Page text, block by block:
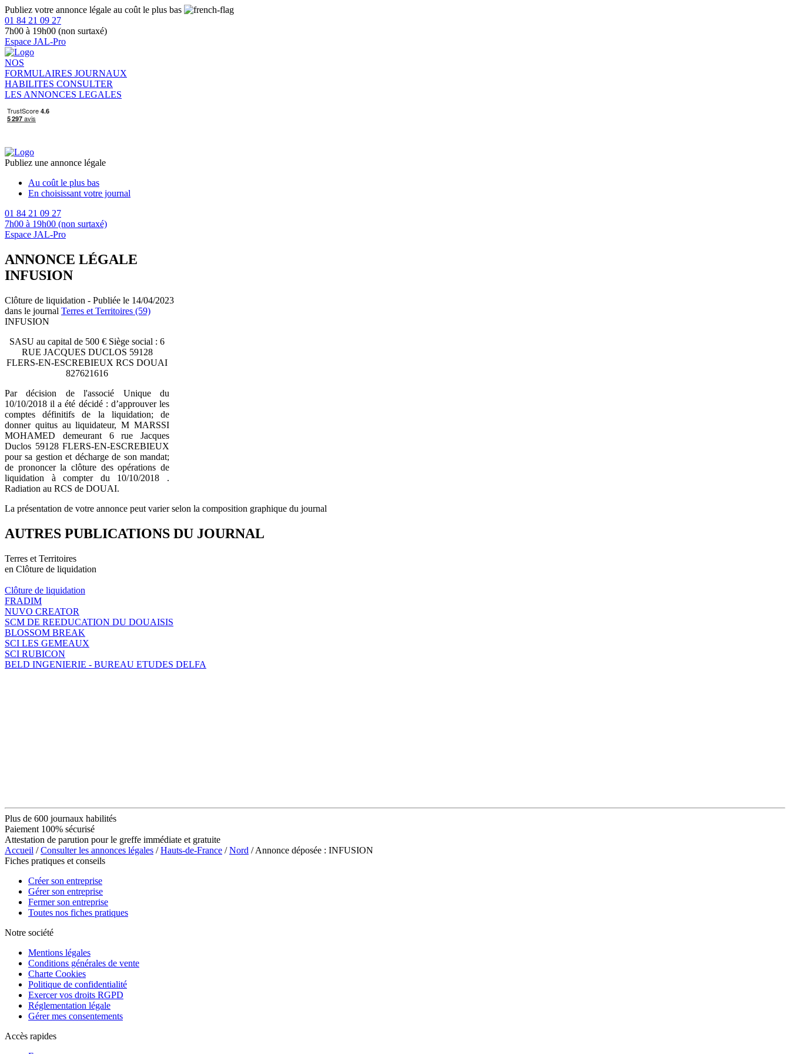
Publiez votre annonce légale au coût le plus bas
01 84 21 09 27
7h00 à 19h00 (non surtaxé)
Espace JAL-Pro
NOS
FORMULAIRES JOURNAUX
HABILITES CONSULTER
LES ANNONCES LEGALES
Publiez une annonce légale
Au coût le plus bas
En choisissant votre journal
01 84 21 09 27
7h00 à 19h00 (non surtaxé)
Espace JAL-Pro
ANNONCE LÉGALE
INFUSION
Clôture de liquidation - Publiée le 14/04/2023
dans le journal Terres et Territoires (59)
INFUSION
SASU au capital de 500 € Siège social : 6
RUE JACQUES DUCLOS 59128
FLERS-EN-ESCREBIEUX RCS DOUAI
827621616
Par décision de l'associé Unique du
10/10/2018 il a été décidé : d’approuver les
comptes définitifs de la liquidation; de
donner quitus au liquidateur, M MARSSI
MOHAMED demeurant 6 rue Jacques
Duclos 59128 FLERS-EN-ESCREBIEUX
pour sa gestion et décharge de son mandat;
de prononcer la clôture des opérations de
liquidation à compter du 10/10/2018 .
Radiation au RCS de DOUAI.
La présentation de votre annonce peut varier selon la composition graphique du journal
AUTRES PUBLICATIONS DU JOURNAL
Terres et Territoires
en Clôture de liquidation
Clôture de liquidation
FRADIM
NUVO CREATOR
SCM DE REEDUCATION DU DOUAISIS
BLOSSOM BREAK
SCI LES GEMEAUX
SCI RUBICON
BELD INGENIERIE - BUREAU ETUDES DELFA
Plus de 600 journaux habilités
Paiement 100% sécurisé
Attestation de parution pour le greffe immédiate et gratuite
Accueil /Consulter les annonces légales /Hauts-de-France /Nord / Annonce déposée : INFUSION
Fiches pratiques et conseils
Créer son entreprise
Gérer son entreprise
Fermer son entreprise
Toutes nos fiches pratiques
Notre société
Mentions légales
Conditions générales de vente
Charte Cookies
Politique de confidentialité
Exercer vos droits RGPD
Réglementation légale
Gérer mes consentements
Accès rapides